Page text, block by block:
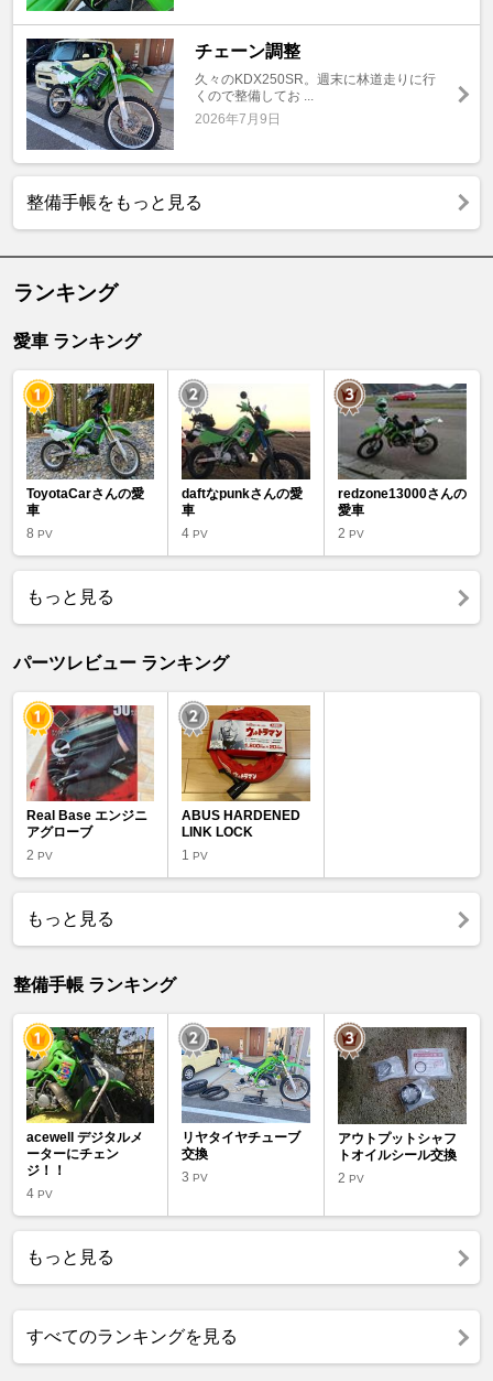
チェーン調整
久々のKDX250SR。週末に林道走りに行
くので整備してお ...
2026年7月9日
整備手帳をもっと見る
ランキング
愛車 ランキング
ToyotaCarさんの愛
車
8 PV
daftなpunkさんの愛
車
4PV
redzone13000さんの
愛車
2 PV
もっと見る
パーツレビュー ランキング
Real Base エンジニ
アグローブ
2 PV
ABUS HARDENED
LINK LOCK
1PV
もっと見る
整備手帳 ランキング
acewell デジタルメ
ーターにチェン
ジ！！
4 PV
リヤタイヤチューブ
交換
3PV
アウトプットシャフ
トオイルシール交換
2 PV
もっと見る
すべてのランキングを見る